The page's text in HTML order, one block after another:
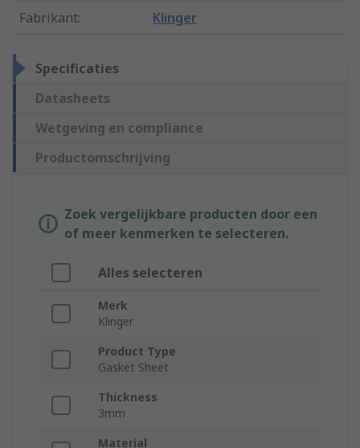
Fabrikant: Klinger
Specificaties
Datasheets
Wetgeving en compliance
Productomschrijving
Zoek vergelijkbare producten door een
of meer kenmerken te selecteren.
Alles selecteren
Merk
Klinger
Product Type
Gasket Sheet
Thickness
3mm
Material